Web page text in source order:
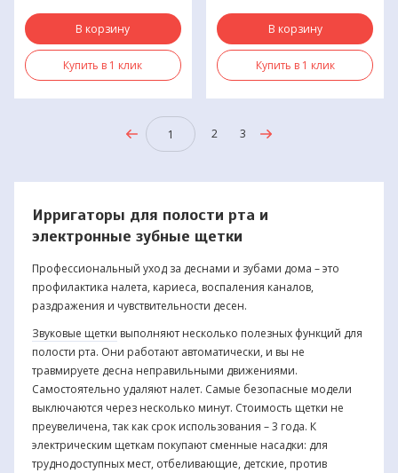
В корзину
Купить в 1 клик
В корзину
Купить в 1 клик
1 2 3
Ирригаторы для полости рта и
электронные зубные щетки
Профессиональный уход за деснами и зубами дома – это
профилактика налета, кариеса, воспаления каналов,
раздражения и чувствительности десен.
Звуковые щетки выполняют несколько полезных функций для
полости рта. Они работают автоматически, и вы не
травмируете десна неправильными движениями.
Самостоятельно удаляют налет. Самые безопасные модели
выключаются через несколько минут. Стоимость щетки не
преувеличена, так как срок использования – 3 года. К
электрическим щеткам покупают сменные насадки: для
труднодоступных мест, отбеливающие, детские, против